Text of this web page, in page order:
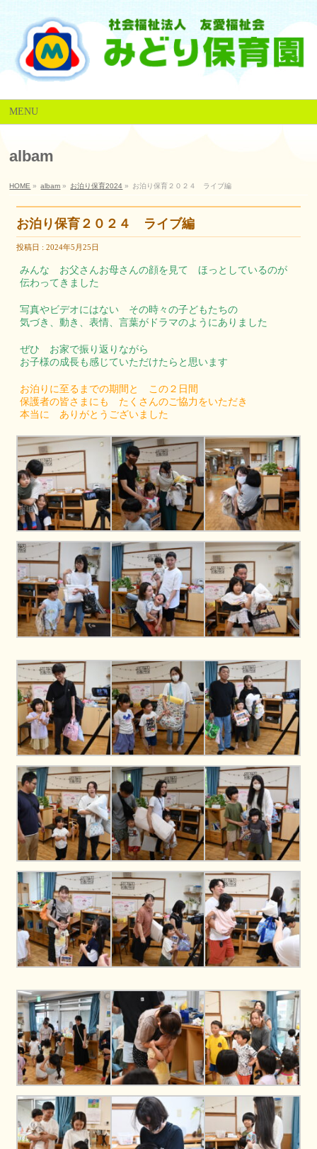
MENU
albam
HOME » albam » お泊り保育2024 » お泊り保育２０２４ ライブ編
お泊り保育２０２４ ライブ編
投稿日 : 2024年5月25日
みんな お父さんお母さんの顔を見て ほっとしているのが
伝わってきました
写真やビデオにはない その時々の子どもたちの
気づき、動き、表情、言葉がドラマのようにありました
ぜひ お家で振り返りながら
お子様の成長も感じていただけたらと思います
お泊りに至るまでの期間と この２日間
保護者の皆さまにも たくさんのご協力をいただき
本当に ありがとうございました